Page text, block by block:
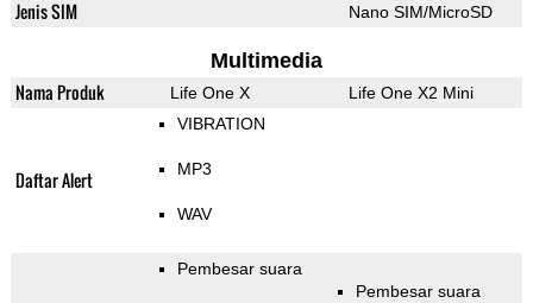
Jenis SIM Nano SIM/MicroSD
Multimedia
Nama Produk Life One X Life One X2 Mini
Daftar Alert
VIBRATION
MP3
WAV
Pembesar suara
Pembesar suara